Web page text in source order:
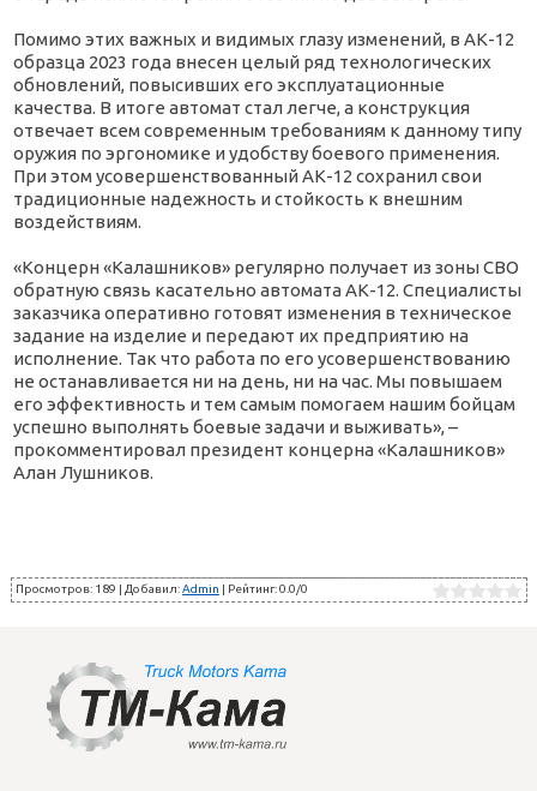
Помимо этих важных и видимых глазу изменений, в АК-12
образца 2023 года внесен целый ряд технологических
обновлений, повысивших его эксплуатационные
качества. В итоге автомат стал легче, а конструкция
отвечает всем современным требованиям к данному типу
оружия по эргономике и удобству боевого применения.
При этом усовершенствованный АК-12 сохранил свои
традиционные надежность и стойкость к внешним
воздействиям.
«Концерн «Калашников» регулярно получает из зоны СВО
обратную связь касательно автомата АК-12. Специалисты
заказчика оперативно готовят изменения в техническое
задание на изделие и передают их предприятию на
исполнение. Так что работа по его усовершенствованию
не останавливается ни на день, ни на час. Мы повышаем
его эффективность и тем самым помогаем нашим бойцам
успешно выполнять боевые задачи и выживать», –
прокомментировал президент концерна «Калашников»
Алан Лушников.
Просмотров: 189 | Добавил:Admin | Рейтинг:0.0/0